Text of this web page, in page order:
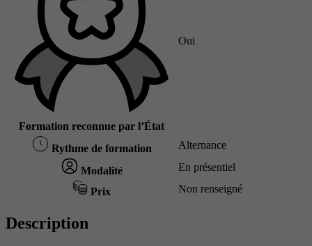
Formation reconnue par l’État
Oui
Rythme de formation Alternance
Modalité En présentiel
Prix Non renseigné
Description